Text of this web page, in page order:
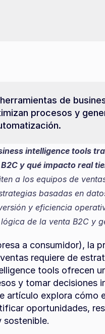
de
procesos y
intelligence tools
y qué impacto real
a los equipos de
basadas en
y eficiencia
de la venta B2C y
a consumidor), la
requiere de
tools ofrecen
y tomar decisiones
artículo explora cómo
oportunidades,
sostenible.